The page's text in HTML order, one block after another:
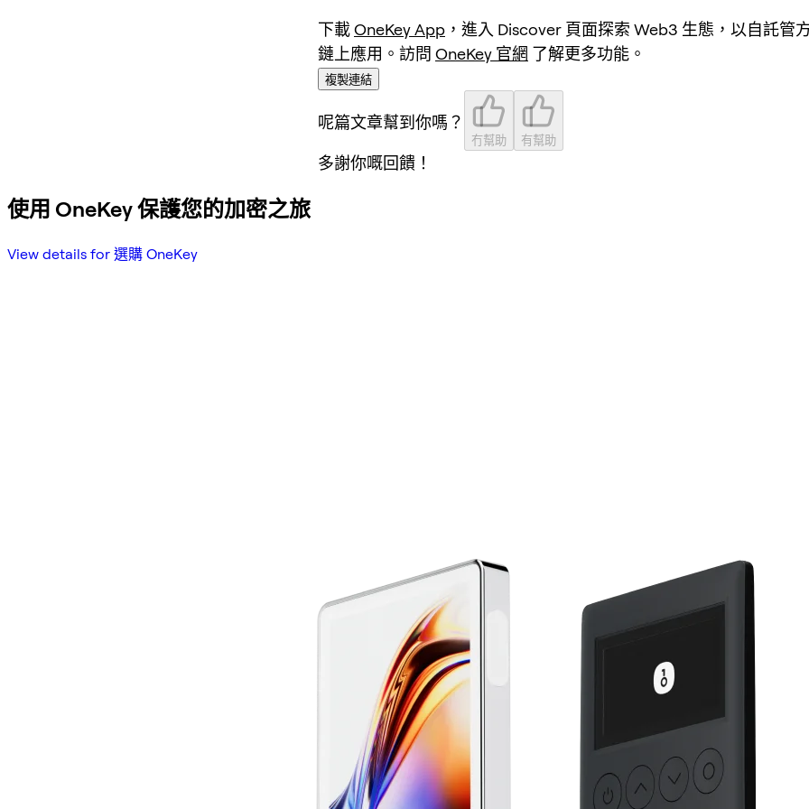
下載OneKey App ，進入 Discover 頁面探索 Web3 生態，以自託管
鏈上應用。訪問 OneKey 官網 了解更多功能。
複製連結
呢篇文章幫到你嗎？
冇幫助 有幫助
多謝你嘅回饋！
使用 OneKey 保護您的加密之旅
View details for 選購 OneKey